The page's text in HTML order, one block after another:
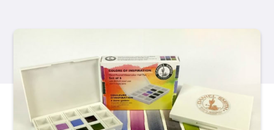
Produkte
Veranstaltungen
Blog